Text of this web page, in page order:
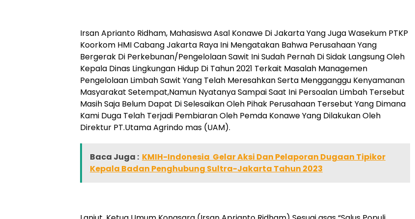
Irsan Aprianto Ridham, Mahasiswa Asal Konawe Di Jakarta Yang Juga Wasekum PTKP
Koorkom HMI Cabang Jakarta Raya Ini Mengatakan Bahwa Perusahaan Yang
Bergerak Di Perkebunan/Pengelolaan Sawit Ini Sudah Pernah Di Sidak Langsung Oleh
Kepala Dinas Lingkungan Hidup Di Tahun 2021 Terkait Masalah Managemen
Pengelolaan Limbah Sawit Yang Telah Meresahkan Serta Mengganggu Kenyamanan
Masyarakat Setempat,Namun Nyatanya Sampai Saat Ini Persoalan Limbah Tersebut
Masih Saja Belum Dapat Di Selesaikan Oleh Pihak Perusahaan Tersebut Yang Dimana
Kami Duga Telah Terjadi Pembiaran Oleh Pemda Konawe Yang Dilakukan Oleh
Direktur PT.Utama Agrindo mas (UAM).
Baca Juga : KMIH-Indonesia Gelar Aksi Dan Pelaporan Dugaan Tipikor
Kepala Badan Penghubung Sultra-Jakarta Tahun 2023